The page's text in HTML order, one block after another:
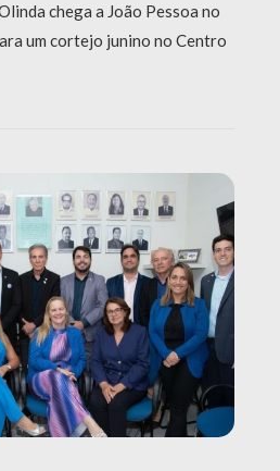
chega a João Pessoa no
um cortejo junino no Centro